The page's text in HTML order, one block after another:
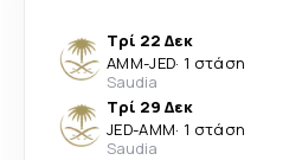
Τρί 22 Δεκ
AMM-JED· 1 στάση
Saudia
Τρί 29 Δεκ
JED-AMM· 1 στάση
Saudia